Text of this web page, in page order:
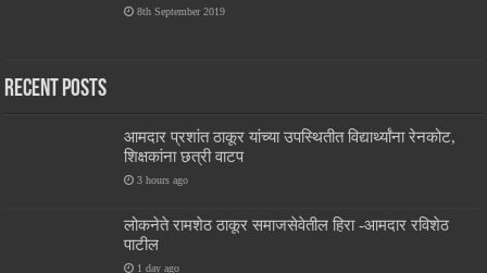
8th September 2019
Recent Posts
आमदार प्रशांत ठाकूर यांच्या उपस्थितीत विद्यार्थ्यांना रेनकोट,
शिक्षकांना छत्री वाटप
3 hours ago
लोकनेते रामशेठ ठाकूर समाजसेवेतील हिरा -आमदार रविशेठ
पाटील
1 day ago